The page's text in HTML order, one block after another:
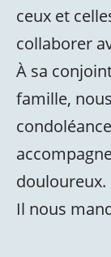
ceux et
collaborer
À sa
famille,
douloureux.
Il nous